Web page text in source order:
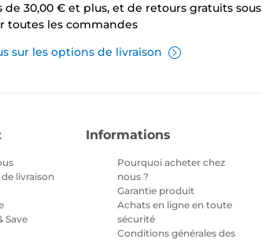
de 30,00 € et plus, et de retours gratuits sous
toutes les commandes
sur les options de livraison
livraison
Save
Informations
Pourquoi acheter chez
nous ?
Garantie produit
Achats en ligne en toute
sécurité
Conditions générales des